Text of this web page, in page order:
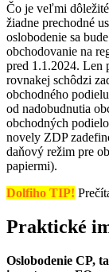
Čo je veľmi
žiadne prechodné
oslobodenie sa
obchodovanie na
pred 1.1.2024. Len
rovnakej schôdzi
obchodného
od nadobudnutia
obchodných
novely ZDP
daňový režim pre
papiermi).
Dolfiho TIP!
Praktické
Oslobodenie CP,